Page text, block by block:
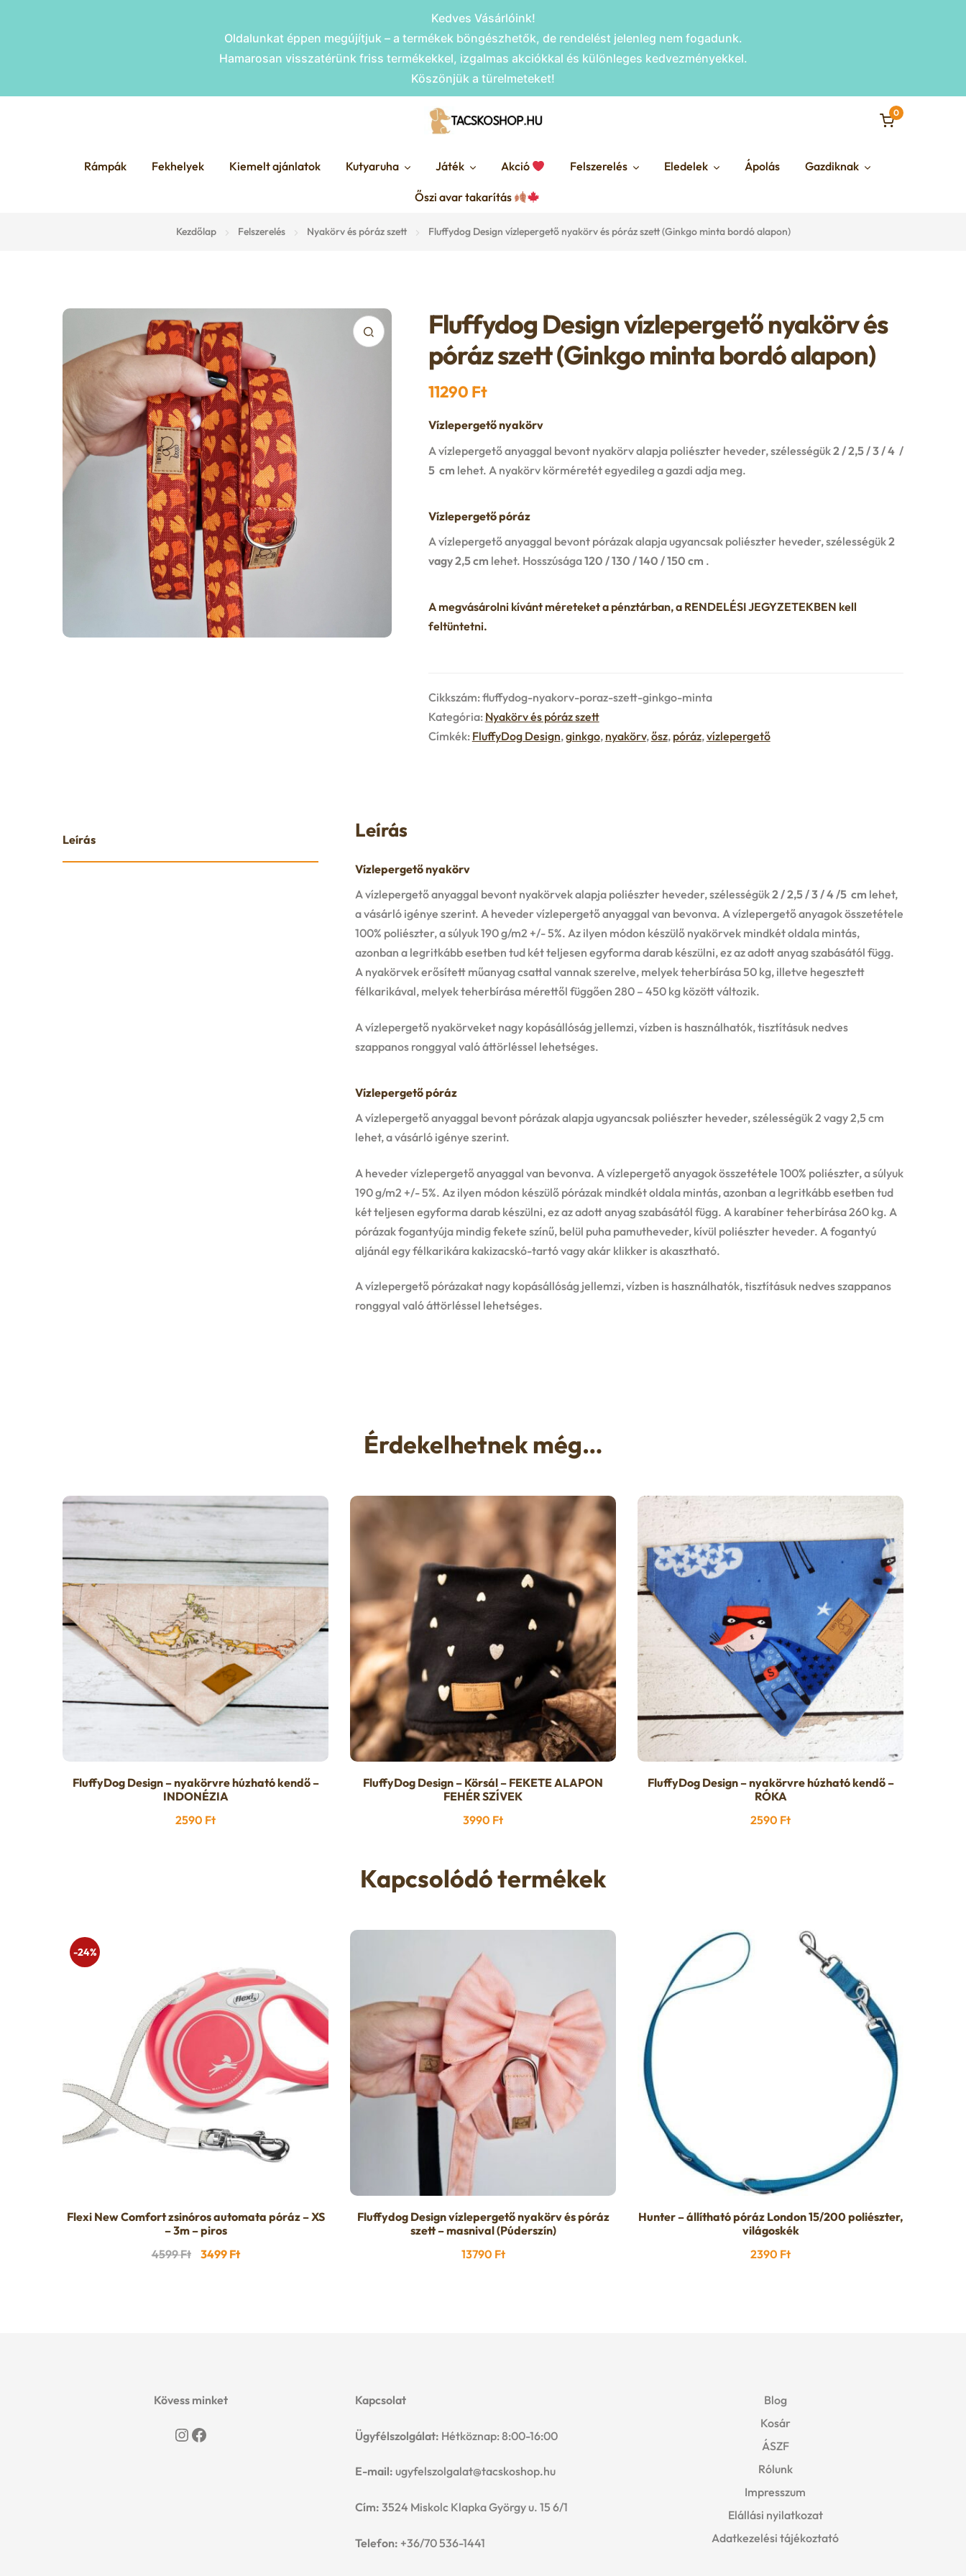
Kedves Vásárlóink!
Oldalunkat éppen megújítjuk – a termékek böngészhetők, de rendelést jelenleg nem fogadunk.
Hamarosan visszatérünk friss termékekkel, izgalmas akciókkal és különleges kedvezményekkel.
Köszönjük a türelmeteket!
navigation
content
0
Rámpák Fekhelyek Kiemelt ajánlatok Kutyaruha Játék Akció Felszerelés Eledelek Ápolás Gazdiknak
Őszi avar takarítás
Kezdőlap Felszerelés Nyakörv és póráz szett Fluffydog Design vízlepergető nyakörv és póráz szett (Ginkgo minta bordó alapon)
Fluffydog Design vízlepergető nyakörv és
póráz szett (Ginkgo minta bordó alapon)
11290 Ft
Vízlepergető nyakörv
A vízlepergető anyaggal bevont nyakörv alapja poliészter heveder, szélességük2 / 2,5 / 3 / 4 /
5 cm lehet. A nyakörv körméretét egyedileg a gazdi adja meg.
Vízlepergető póráz
A vízlepergető anyaggal bevont pórázak alapja ugyancsak poliészter heveder, szélességük2
vagy 2,5 cm lehet. Hosszúsága120 / 130 / 140 / 150 cm .
A megvásárolni kívánt méreteket a pénztárban, a RENDELÉSI JEGYZETEKBEN kell
feltüntetni.
Cikkszám:fluffydog-nyakorv-poraz-szett-ginkgo-minta
Kategória: Nyakörv és póráz szett
Címkék: FluffyDog Design,ginkgo, nyakörv,ősz, póráz,vízlepergető
Leírás Leírás
Vízlepergető nyakörv
A vízlepergető anyaggal bevont nyakörvek alapja poliészter heveder, szélességük2 / 2,5 / 3 / 4 /5 cm lehet,
a vásárló igénye szerint. A heveder vízlepergető anyaggal van bevonva. A vízlepergető anyagok összetétele
100% poliészter, a súlyuk 190 g/m2 +/- 5%. Az ilyen módon készülő nyakörvek mindkét oldala mintás,
azonban a legritkább esetben tud két teljesen egyforma darab készülni, ez az adott anyag szabásától függ.
A nyakörvek erősített műanyag csattal vannak szerelve, melyek teherbírása 50 kg, illetve hegesztett
félkarikával, melyek teherbírása mérettől függően 280 – 450 kg között változik.
A vízlepergető nyakörveket nagy kopásállóság jellemzi, vízben is használhatók, tisztításuk nedves
szappanos ronggyal való áttörléssel lehetséges.
Vízlepergető póráz
A vízlepergető anyaggal bevont pórázak alapja ugyancsak poliészter heveder, szélességük 2 vagy 2,5 cm
lehet, a vásárló igénye szerint.
A heveder vízlepergető anyaggal van bevonva. A vízlepergető anyagok összetétele 100% poliészter, a súlyuk
190 g/m2 +/- 5%. Az ilyen módon készülő pórázak mindkét oldala mintás, azonban a legritkább esetben tud
két teljesen egyforma darab készülni, ez az adott anyag szabásától függ. A karabíner teherbírása 260 kg. A
pórázak fogantyúja mindig fekete színű, belül puha pamutheveder, kívül poliészter heveder. A fogantyú
aljánál egy félkarikára kakizacskó-tartó vagy akár klikker is akasztható.
A vízlepergető pórázakat nagy kopásállóság jellemzi, vízben is használhatók, tisztításuk nedves szappanos
ronggyal való áttörléssel lehetséges.
Érdekelhetnek még…
FluffyDog Design – nyakörvre húzható kendő –
INDONÉZIA
2590 Ft
FluffyDog Design – Körsál – FEKETE ALAPON
FEHÉR SZÍVEK
3990 Ft
FluffyDog Design – nyakörvre húzható kendő –
RÓKA
2590 Ft
Kapcsolódó termékek
-24%
Flexi New Comfort zsinóros automata póráz – XS
– 3m – piros
4599Ft Original
3499 FtCurrent
Fluffydog Design vízlepergető nyakörv és póráz
szett – masnival (Púderszín)
13790 Ft
Hunter – állítható póráz London 15/200 poliészter,
világoskék
2390 Ft
Kövess minket
Instagram
Facebook
Kapcsolat
Ügyfélszolgálat: Hétköznap: 8:00-16:00
E-mail: ugyfelszolgalat@tacskoshop.hu
Cím: 3524 Miskolc Klapka György u. 15 6/1
Telefon: +36/70 536-1441
Blog
Kosár
ÁSZF
Rólunk
Impresszum
Elállási nyilatkozat
Adatkezelési tájékoztató